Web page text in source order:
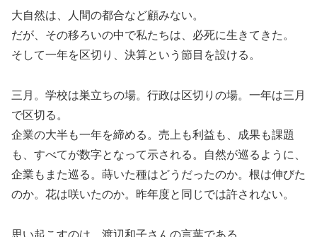
大自然は、人間の都合など顧みない。
だが、その移ろいの中で私たちは、必死に生きてきた。
そして一年を区切り、決算という節目を設ける。
三月。学校は巣立ちの場。行政は区切りの場。一年は三月
で区切る。
企業の大半も一年を締める。売上も利益も、成果も課題
も、すべてが数字となって示される。自然が巡るように、
企業もまた巡る。蒔いた種はどうだったのか。根は伸びた
のか。花は咲いたのか。昨年度と同じでは許されない。
思い起こすのは、渡辺和子さんの言葉である。